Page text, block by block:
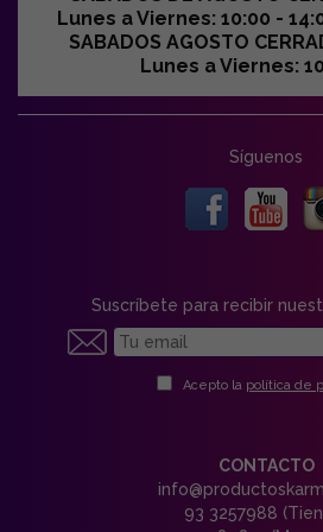
Lunes a Viernes: 10:00 -
SABADOS AGOSTO
Lunes a Viernes:
Síguenos
Suscríbete para recibir
Acepto la política de
CONTACTO
93 3257988